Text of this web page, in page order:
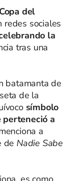
del
redes sociales
la
tras una
batamanta de
de la
símbolo
a
a
de Nadie Sabe